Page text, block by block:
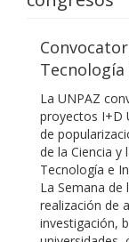
Tecnología
La UNPAZ
proyectos I+D
de
de la Ciencia y
Tecnología e
La Semana de
realización de
investigación,